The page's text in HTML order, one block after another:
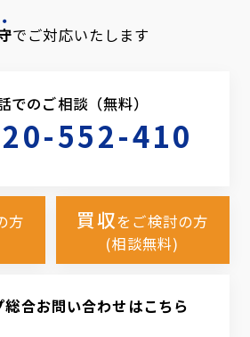
でご対応いたします
でのご相談（無料）
552-410
方
買収をご検討の方
(相談無料)
総合お問い合わせはこちら